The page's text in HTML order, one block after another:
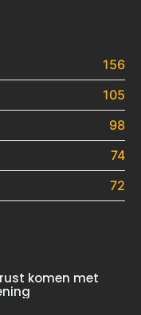
156
105
98
74
72
komen met